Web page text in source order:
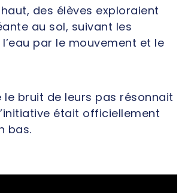
des élèves exploraient
au sol, suivant les
par le mouvement et le
le bruit de leurs pas résonnait
était officiellement
bas.